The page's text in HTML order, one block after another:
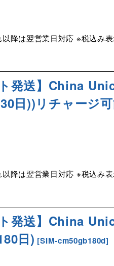
降は翌営業日対応 ※税込み
発送】China
日))リチャージ
降は翌営業日対応 ※税込み
発送】China
日) [SIM-cm50gb180d]